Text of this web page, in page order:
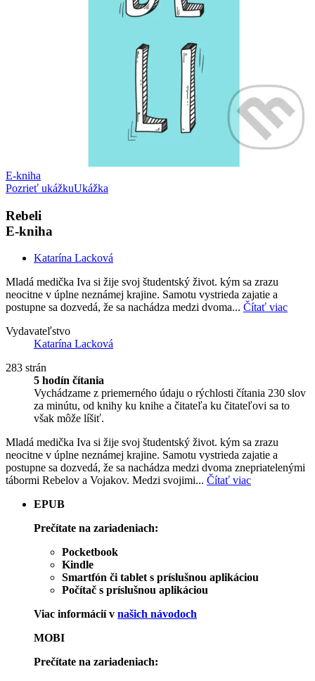
E-kniha
Pozrieť ukážkuUkážka
Rebeli
E-kniha
Katarína Lacková
Mladá medička Iva si žije svoj študentský život. kým sa zrazu
neocitne v úplne neznámej krajine. Samotu vystrieda zajatie a
postupne sa dozvedá, že sa nachádza medzi dvoma... Čítať viac
Vydavateľstvo
Katarína Lacková
283 strán
5 hodín čítania
Vychádzame z priemerného údaju o rýchlosti čítania 230 slov
za minútu, od knihy ku knihe a čitateľa ku čitateľovi sa to
však môže líšiť.
Mladá medička Iva si žije svoj študentský život. kým sa zrazu
neocitne v úplne neznámej krajine. Samotu vystrieda zajatie a
postupne sa dozvedá, že sa nachádza medzi dvoma znepriatelenými
tábormi Rebelov a Vojakov. Medzi svojimi... Čítať viac
EPUB
Prečítate na zariadeniach:
Pocketbook
Kindle
Smartfón či tablet s príslušnou aplikáciou
Počítač s príslušnou aplikáciou
Viac informácií v našich návodoch
MOBI
Prečítate na zariadeniach: